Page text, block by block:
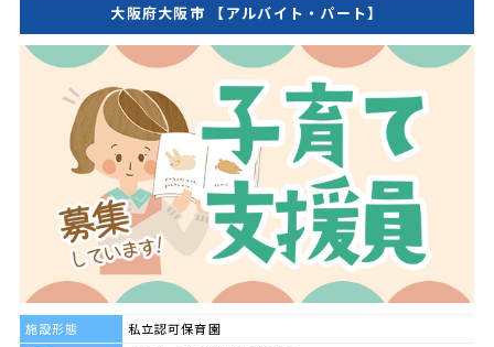
大阪府大阪市 【アルバイト・パート】
施設形態
私立認可保育園